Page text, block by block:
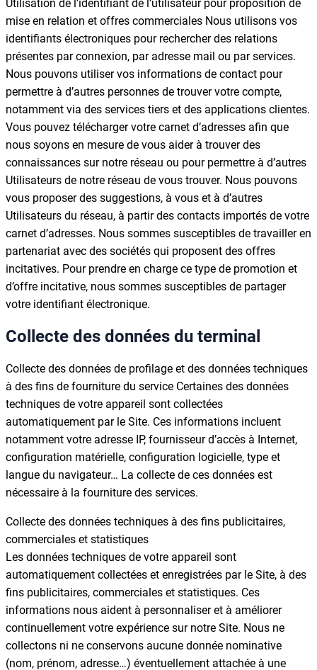
Utilisation de l’identifiant de l’utilisateur pour proposition de
mise en relation et offres commerciales Nous utilisons vos
identifiants électroniques pour rechercher des relations
présentes par connexion, par adresse mail ou par services.
Nous pouvons utiliser vos informations de contact pour
permettre à d’autres personnes de trouver votre compte,
notamment via des services tiers et des applications clientes.
Vous pouvez télécharger votre carnet d’adresses afin que
nous soyons en mesure de vous aider à trouver des
connaissances sur notre réseau ou pour permettre à d’autres
Utilisateurs de notre réseau de vous trouver. Nous pouvons
vous proposer des suggestions, à vous et à d’autres
Utilisateurs du réseau, à partir des contacts importés de votre
carnet d’adresses. Nous sommes susceptibles de travailler en
partenariat avec des sociétés qui proposent des offres
incitatives. Pour prendre en charge ce type de promotion et
d’offre incitative, nous sommes susceptibles de partager
votre identifiant électronique.
Collecte des données du terminal
Collecte des données de profilage et des données techniques
à des fins de fourniture du service Certaines des données
techniques de votre appareil sont collectées
automatiquement par le Site. Ces informations incluent
notamment votre adresse IP, fournisseur d’accès à Internet,
configuration matérielle, configuration logicielle, type et
langue du navigateur… La collecte de ces données est
nécessaire à la fourniture des services.
Collecte des données techniques à des fins publicitaires,
commerciales et statistiques
Les données techniques de votre appareil sont
automatiquement collectées et enregistrées par le Site, à des
fins publicitaires, commerciales et statistiques. Ces
informations nous aident à personnaliser et à améliorer
continuellement votre expérience sur notre Site. Nous ne
collectons ni ne conservons aucune donnée nominative
(nom, prénom, adresse…) éventuellement attachée à une